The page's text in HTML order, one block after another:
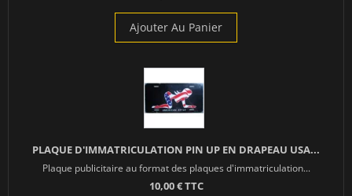
Ajouter Au Panier
PLAQUE D'IMMATRICULATION PIN UP EN DRAPEAU USA...
Plaque publicitaire au format des plaques d'immatriculation...
10,00 € TTC